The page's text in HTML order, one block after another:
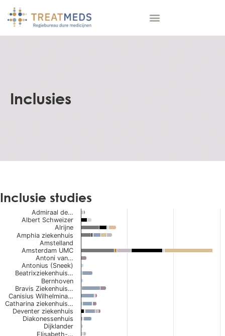
Inclusies
Inclusie studies
Bar chart with 10 data series.
The chart has 1 X axis displaying categories.
The chart has 1 Y axis displaying values. Data ranges from 0
Admiraal de…
Albert Schweizer
Alrijne
Amphia ziekenhuis
Amstelland
Amsterdam UMC
Antoni van…
Antonius (Sneek)
Beatrixziekenhuis…
Bernhoven
Bravis Ziekenhuis…
Canisius Wilhelmina…
Catharina ziekenhuis…
Deventer ziekenhuis
Diakonessenhuis
Dijklander
Elisabeth-…